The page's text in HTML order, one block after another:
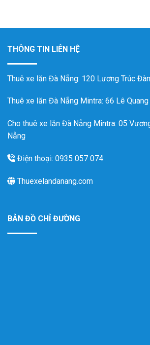
THÔNG TIN LIÊN HỆ
Thuê xe lăn Đà Nẵng: 120 Lương Trúc
Thuê xe lăn Đà Nẵng Mintra: 66 Lê
Cho thuê xe lăn Đà Nẵng Mintra: 05
Nẵng
Điện thoại: 0935 057 074
Thuexelandanang.com
BẢN ĐỒ CHỈ ĐƯỜNG